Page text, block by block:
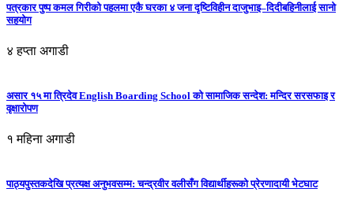
पत्रकार पुष्प कमल गिरीको पहलमा एकै घरका ४ जना दृष्टिविहीन दाजुभाइ–दिदीबहिनीलाई सानो
सहयोग
४ हप्ता अगाडी
असार १५ मा त्रिदेव English Boarding School को सामाजिक सन्देश: मन्दिर सरसफाइ र
वृक्षारोपण
१ महिना अगाडी
पाठ्यपुस्तकदेखि प्रत्यक्ष अनुभवसम्म: चन्द्रवीर वलीसँग विद्यार्थीहरूको प्रेरणादायी भेटघाट